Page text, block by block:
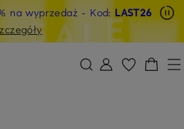
PRZEJDŹ DO WYSZUKIWANIA
na wyprzedaż - Kod: LAST26